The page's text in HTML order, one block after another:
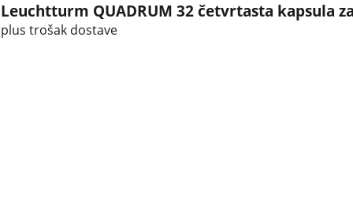
Leuchtturm QUADRUM 32 četvrtasta kapsula
plus trošak dostave